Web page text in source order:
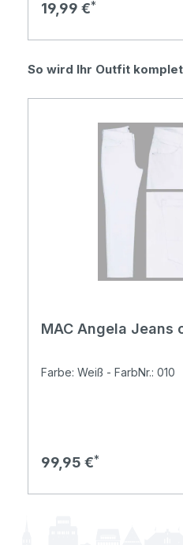
Regulärer Preis:
19,99 €
Produktgalerie
So wird Ihr Outfit
MAC Angela Jeans
Farbe: Weiß - FarbNr.: 010
Regulärer Preis:
99,95 €